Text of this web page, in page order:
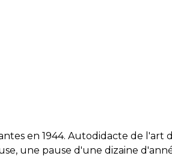
en 1944. Autodidacte de l'art
une pause d'une dizaine